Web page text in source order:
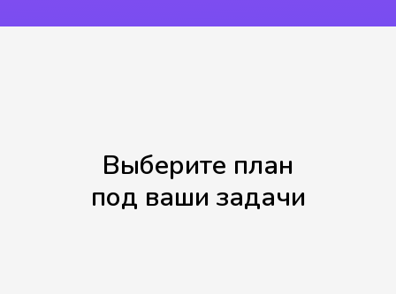
Выберите план
под ваши задачи